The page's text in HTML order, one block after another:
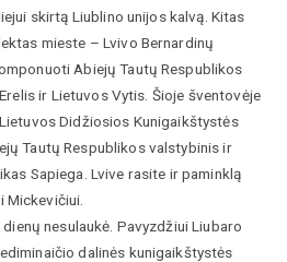
skirtą Liublino unijos kalvą. Kitas
mieste – Lvivo Bernardinų
Abiejų Tautų Respublikos
ir Lietuvos Vytis. Šioje šventovėje
Didžiosios Kunigaikštystės
Tautų Respublikos valstybinis ir
Sapiega. Lvive rasite ir paminklą
Mickevičiui.
nesulaukė. Pavyzdžiui Liubaro
dalinės kunigaikštystės